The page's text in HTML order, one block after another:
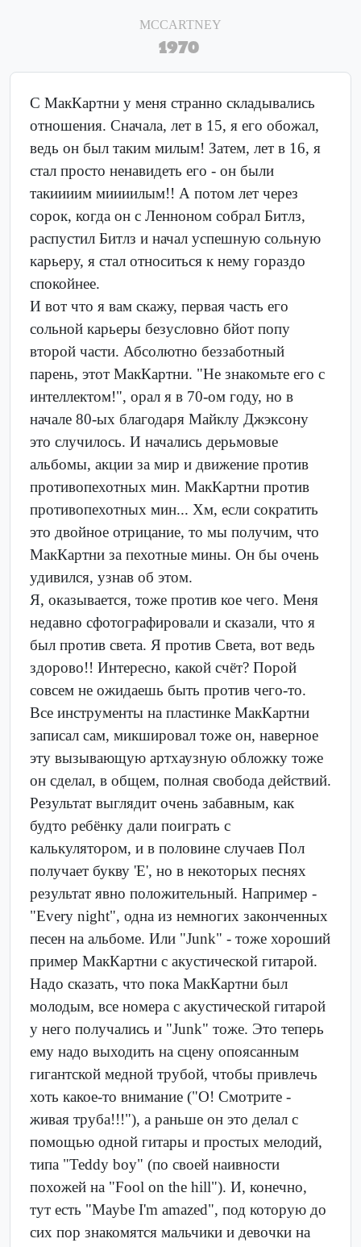
MCCARTNEY
1970
C МакКартни у меня странно складывались
отношения. Сначала, лет в 15, я его обожал,
ведь он был таким милым! Затем, лет в 16, я
стал просто ненавидеть его - он были
такиииим миииилым!! А потом лет через
сорок, когда он с Ленноном собрал Битлз,
распустил Битлз и начал успешную сольную
карьеру, я стал относиться к нему гораздо
спокойнее.
И вот что я вам скажу, первая часть его
сольной карьеры безусловно бйот попу
второй части. Абсолютно беззаботный
парень, этот МакКартни. "Не знакомьте его с
интеллектом!", орал я в 70-ом году, но в
начале 80-ых благодаря Майклу Джэксону
это случилось. И начались дерьмовые
альбомы, акции за мир и движение против
противопехотных мин. МакКартни против
противопехотных мин... Хм, если сократить
это двойное отрицание, то мы получим, что
МакКартни за пехотные мины. Он бы очень
удивился, узнав об этом.
Я, оказывается, тоже против кое чего. Меня
недавно сфотографировали и сказали, что я
был против света. Я против Света, вот ведь
здорово!! Интересно, какой счёт? Порой
совсем не ожидаешь быть против чего-то.
Все инструменты на пластинке МакКартни
записал сам, микшировал тоже он, наверное
эту вызывающую артхаузную обложку тоже
он сделал, в общем, полная свобода действий.
Результат выглядит очень забавным, как
будто ребёнку дали поиграть с
калькулятором, и в половине случаев Пол
получает букву 'E', но в некоторых песнях
результат явно положительный. Например -
"Every night", одна из немногих законченных
песен на альбоме. Или "Junk" - тоже хороший
пример МакКартни с акустической гитарой.
Надо сказать, что пока МакКартни был
молодым, все номера с акустической гитарой
у него получались и "Junk" тоже. Это теперь
ему надо выходить на сцену опоясанным
гигантской медной трубой, чтобы привлечь
хоть какое-то внимание ("О! Смотрите -
живая труба!!!"), а раньше он это делал с
помощью одной гитары и простых мелодий,
типа "Teddy boy" (по своей наивности
похожей на "Fool on the hill"). И, конечно,
тут есть "Maybe I'm amazed", под которую до
сих пор знакомятся мальчики и девочки на